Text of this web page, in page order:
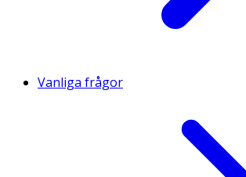
Vanliga frågor